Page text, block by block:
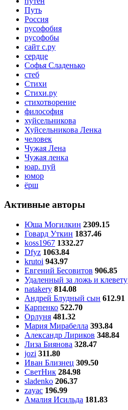
Путь
Россия
русофобия
русофобы
сайт с.ру
сердце
Софья Сладенько
стеб
Стихи
Стихи.ру
стихотворение
философия
хуйсельникова
Хуйсельникова Ленка
человек
Чужая Лена
Чужая ленка
юар. пуй
юмор
ёрш
Активные авторы
Юша Могилкин 2309.15
Говард Уткин 1837.46
koss1967 1332.27
Dfyz 1063.84
krutoi 943.97
Евгений Бесовитов 906.85
Удаленный за ложь и клевету
natakery 814.08
Андрей Блудный сын 612.91
Карпенко 522.70
Орлуня 481.32
Мария Мирабелла 393.84
Александр Лириков 348.84
Лиза Биянова 328.47
jozi 311.80
Иван Близнец 309.50
СветНик 284.98
sladenko 206.37
zayac 196.99
Амалия Исильда 181.83